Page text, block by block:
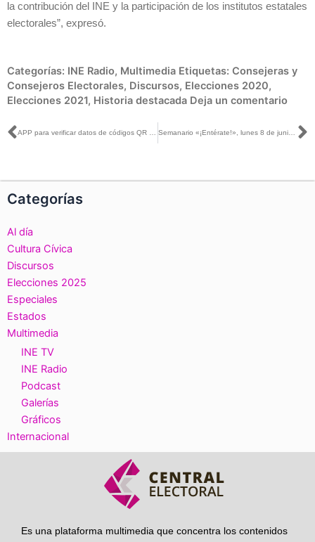
la contribución del INE y la participación de los institutos estatales
electorales”, expresó.
Categorías: INE Radio, Multimedia Etiquetas: Consejeras y
Consejeros Electorales, Discursos, Elecciones 2020,
Elecciones 2021, Historia destacada Deja un comentario
Ant Semanario «¡Entérate!», lunes 8 de junio de 2020
Categorías
Al día
Cultura Cívica
Discursos
Elecciones 2025
Especiales
Estados
Multimedia
INE TV
INE Radio
Podcast
Galerías
Gráficos
Internacional
Es una plataforma multimedia que concentra los contenidos